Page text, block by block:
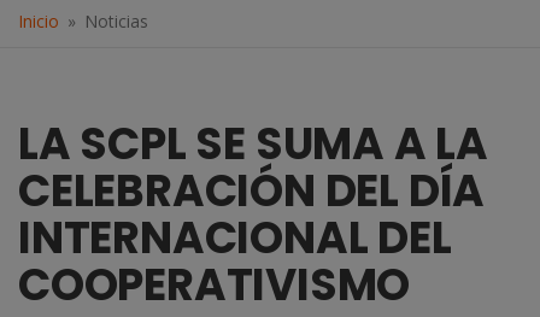
Inicio Noticias
LA SCPL SE SUMA A LA
CELEBRACIÓN DEL DÍA
INTERNACIONAL DEL
COOPERATIVISMO